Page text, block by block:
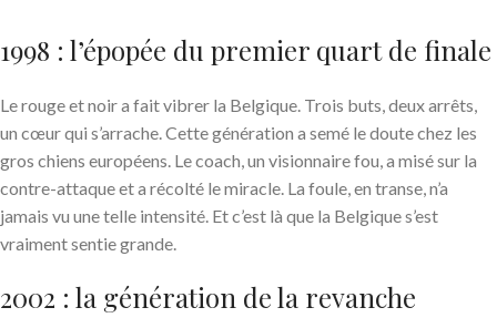
1998 : l’épopée du premier quart de finale
Le rouge et noir a fait vibrer la Belgique. Trois buts, deux arrêts,
un cœur qui s’arrache. Cette génération a semé le doute chez les
gros chiens européens. Le coach, un visionnaire fou, a misé sur la
contre-attaque et a récolté le miracle. La foule, en transe, n’a
jamais vu une telle intensité. Et c’est là que la Belgique s’est
vraiment sentie grande.
2002 : la génération de la revanche